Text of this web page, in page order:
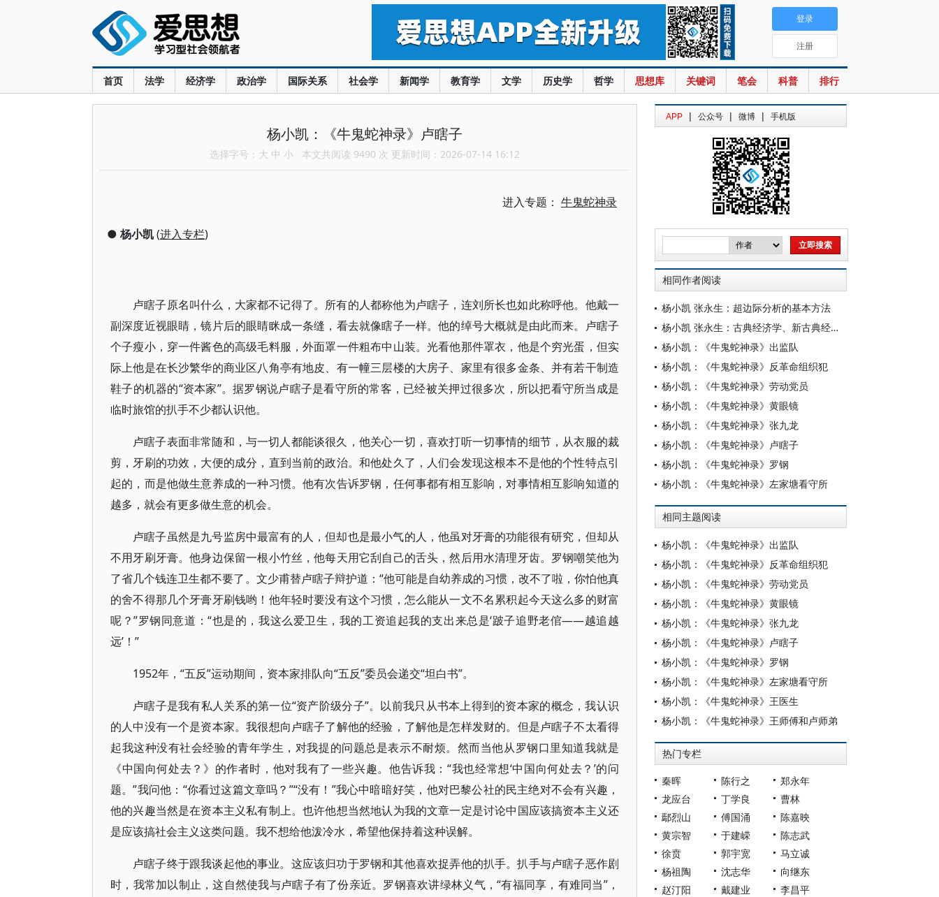
首页 法学 经济学 政治学 国际关系 社会学 新闻学 教育学 文学 历史学 哲学 思想库 关键词 笔会 科普 排行
登录
注册
杨小凯：《牛鬼蛇神录》卢瞎子
选择字号： 大 中 小 本文共阅读 9490 次 更新时间：2026-07-14 16:12
进入专题： 牛鬼蛇神录
● 杨小凯(进入专栏)
卢瞎子原名叫什么，大家都不记得了。所有的人都称他为卢瞎子，连刘所长也如此称呼他。他戴一
副深度近视眼睛，镜片后的眼睛眯成一条缝，看去就像瞎子一样。他的绰号大概就是由此而来。卢瞎子
个子瘦小，穿一件酱色的高级毛料服，外面罩一件粗布中山装。光看他那件罩衣，他是个穷光蛋，但实
际上他是在长沙繁华的商业区八角亭有地皮、有一幢三层楼的大房子、家里有很多金条、并有若干制造
鞋子的机器的“资本家”。据罗钢说卢瞎子是看守所的常客，已经被关押过很多次，所以把看守所当成是
临时旅馆的扒手不少都认识他。
卢瞎子表面非常随和，与一切人都能谈很久，他关心一切，喜欢打听一切事情的细节，从衣服的裁
剪，牙刷的功效，大便的成分，直到当前的政治。和他处久了，人们会发现这根本不是他的个性特点引
起的，而是他做生意养成的一种习惯。他有次告诉罗钢，任何事都有相互影响，对事情相互影响知道的
越多，就会有更多做生意的机会。
卢瞎子虽然是九号监房中最富有的人，但却也是最小气的人，他虽对牙膏的功能很有研究，但却从
不用牙刷牙膏。他身边保留一根小竹丝，他每天用它刮自己的舌头，然后用水清理牙齿。罗钢嘲笑他为
了省几个钱连卫生都不要了。文少甫替卢瞎子辩护道：“他可能是自幼养成的习惯，改不了啦，你怕他真
的舍不得那几个牙膏牙刷钱哟！他年轻时要没有这个习惯，怎么能从一文不名累积起今天这么多的财富
呢？”罗钢同意道：“也是的，我这么爱卫生，我的工资追起我的支出来总是‘跛子追野老倌——越追越
远’！”
1952年，“五反”运动期间，资本家排队向“五反”委员会递交“坦白书”。
卢瞎子是我有私人关系的第一位“资产阶级分子”。以前我只从书本上得到的资本家的概念，我认识
的人中没有一个是资本家。我很想向卢瞎子了解他的经验，了解他是怎样发财的。但是卢瞎子不太看得
起我这种没有社会经验的青年学生，对我提的问题总是表示不耐烦。然而当他从罗钢口里知道我就是
《中国向何处去？》的作者时，他对我有了一些兴趣。他告诉我：“我也经常想‘中国向何处去？’的问
题。”我问他：“你看过这篇文章吗？”“没有！”我心中暗暗好笑，他对巴黎公社的民主绝对不会有兴趣，
他的兴趣当然是在资本主义私有制上。也许他想当然地认为我的文章一定是讨论中国应该搞资本主义还
是应该搞社会主义这类问题。我不想给他泼冷水，希望他保持着这种误解。
卢瞎子终于跟我谈起他的事业。这应该归功于罗钢和其他喜欢捉弄他的扒手。扒手与卢瞎子恶作剧
时，我常加以制止，这自然使我与卢瞎子有了份亲近。罗钢喜欢讲绿林义气，“有福同享，有难同当”，
APP | 公众号 | 微博 | 手机版
相同作者阅读
杨小凯 张永生：超边际分析的基本方法
杨小凯 张永生：古典经济学、新古典经济学和新兴古典经济学
杨小凯：《牛鬼蛇神录》出监队
杨小凯：《牛鬼蛇神录》反革命组织犯
杨小凯：《牛鬼蛇神录》劳动党员
杨小凯：《牛鬼蛇神录》黄眼镜
杨小凯：《牛鬼蛇神录》张九龙
杨小凯：《牛鬼蛇神录》卢瞎子
杨小凯：《牛鬼蛇神录》罗钢
杨小凯：《牛鬼蛇神录》左家塘看守所
相同主题阅读
杨小凯：《牛鬼蛇神录》出监队
杨小凯：《牛鬼蛇神录》反革命组织犯
杨小凯：《牛鬼蛇神录》劳动党员
杨小凯：《牛鬼蛇神录》黄眼镜
杨小凯：《牛鬼蛇神录》张九龙
杨小凯：《牛鬼蛇神录》卢瞎子
杨小凯：《牛鬼蛇神录》罗钢
杨小凯：《牛鬼蛇神录》左家塘看守所
杨小凯：《牛鬼蛇神录》王医生
杨小凯：《牛鬼蛇神录》王师傅和卢师弟
热门专栏
秦晖 陈行之
郑永年
龙应台
丁学良
曹林
鄢烈山
傅国涌
陈嘉映
黄宗智
于建嵘
陈志武
徐贲
郭宇宽
马立诚
杨祖陶
沈志华
向继东
赵汀阳
戴建业
李昌平